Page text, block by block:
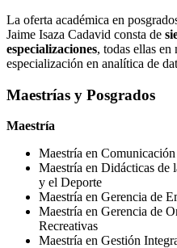
La oferta académica en
Jaime Isaza Cadavid consta de
especializaciones, todas ellas en
especialización en analítica de
Maestrías y Posgrados
Maestría
Maestría en
Maestría en Didácticas de
y el Deporte
Maestría en Gerencia de
Maestría en Gerencia de
Recreativas
Maestría en Gestión